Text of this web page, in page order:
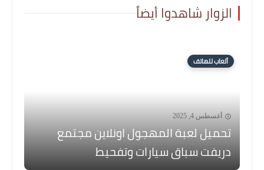
الزوار شاهدوا أيضاً
ألعاب للهاتف
أغسطس 4, 2025
تحميل لعبة المهجول اونلاين مجتمع
دريفت سباق سيارات وتفحيط